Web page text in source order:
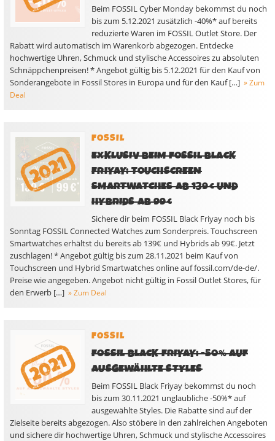
Beim FOSSIL Cyber Monday bekommst du noch
bis zum 5.12.2021 zusätzlich -40%* auf bereits
reduzierte Waren im FOSSIL Outlet Store. Der
Rabatt wird automatisch im Warenkorb abgezogen. Entdecke
hochwertige Uhren, Schmuck und stylische Accessoires zu absoluten
Schnäppchenpreisen! * Angebot gültig bis 5.12.2021 für den Kauf von
Sonderangebote in Fossil Stores in Europa und für den Kauf […] » Zum
Deal
FOSSIL
EXKLUSIV BEIM FOSSIL BLACK
FRIYAY: TOUCHSCREEN
SMARTWATCHES AB 139€ UND
HYBRIDS AB 99€
Sichere dir beim FOSSIL Black Friyay noch bis
Sonntag FOSSIL Connected Watches zum Sonderpreis. Touchscreen
Smartwatches erhältst du bereits ab 139€ und Hybrids ab 99€. Jetzt
zuschlagen! * Angebot gültig bis zum 28.11.2021 beim Kauf von
Touchscreen und Hybrid Smartwatches online auf fossil.com/de-de/.
Preise wie angegeben. Angebot nicht gültig in Fossil Outlet Stores, für
den Erwerb […] » Zum Deal
FOSSIL
FOSSIL BLACK FRIYAY: -50% AUF
AUSGEWÄHLTE STYLES
Beim FOSSIL Black Friyay bekommst du noch
bis zum 30.11.2021 unglaubliche -50%* auf
ausgewählte Styles. Die Rabatte sind auf der
Zielseite bereits abgezogen. Also stöbere in den zahlreichen Angeboten
und sichere dir hochwertige Uhren, Schmuck und stylische Accessoires